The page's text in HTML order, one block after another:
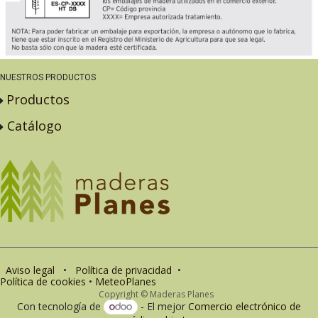
NUESTROS PRODUCTOS
Productos
Catálogo
Aviso legal • Política de privacidad •
Política de cookies • MeteoPlanes
Copyright © Maderas Planes
Con tecnología de - El mejorComercio electrónico de